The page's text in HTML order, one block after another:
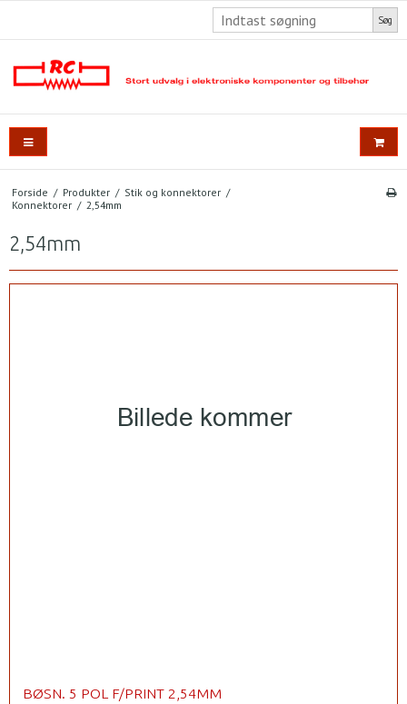
Søg
Forside / Produkter / Stik og konnektorer /
Konnektorer / 2,54mm
2,54mm
BØSN. 5 POL F/PRINT 2,54MM